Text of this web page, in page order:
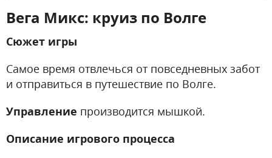
Вега Микс: круиз по Волге
Сюжет игры
Самое время отвлечься от повседневных забот
и отправиться в путешествие по Волге.
Управление производится мышкой.
Описание игрового процесса